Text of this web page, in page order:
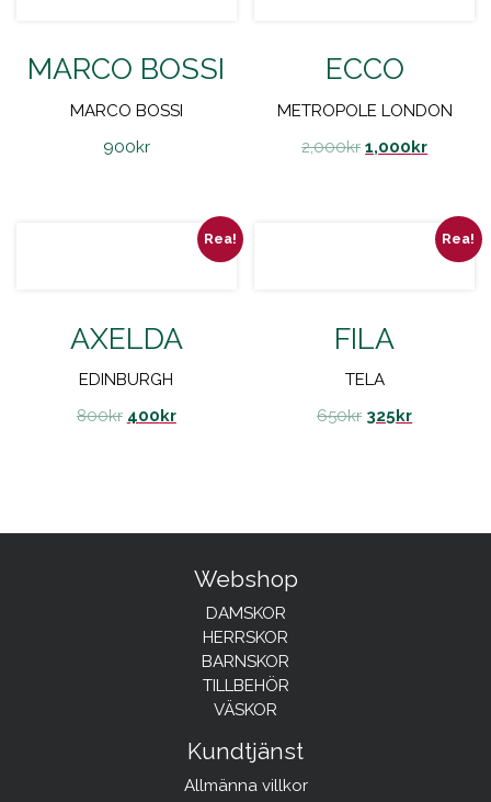
MARCO BOSSI
MARCO BOSSI
900kr
ECCO
METROPOLE LONDON
2,000kr 1,000kr
Rea!
AXELDA
EDINBURGH
800kr 400kr
Rea!
FILA
TELA
650kr 325kr
Webshop
DAMSKOR
HERRSKOR
BARNSKOR
TILLBEHÖR
VÄSKOR
Kundtjänst
Allmänna villkor